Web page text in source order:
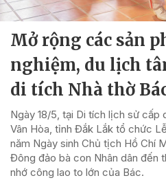
Mở rộng các sản
nghiệm, du lịch
di tích Nhà thờ
Ngày 18/5, tại Di tích lịch sử cấp
Vân Hòa, tỉnh Đắk Lắk tổ chức
năm Ngày sinh Chủ tịch Hồ Chí
Đông đảo bà con Nhân dân đến
nhớ công lao to lớn của Bác.